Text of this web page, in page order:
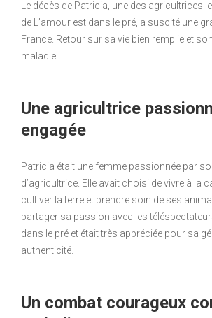
Le décès de Patricia, une des agricultrices
de L’amour est dans le pré, a suscité une
France. Retour sur sa vie bien remplie et
maladie.
Une agricultrice
engagée
Patricia était une femme passionnée par
d’agricultrice. Elle avait choisi de vivre à la
cultiver la terre et prendre soin de ses
partager sa passion avec les
dans le pré et était très appréciée pour sa
authenticité.
Un combat courageux